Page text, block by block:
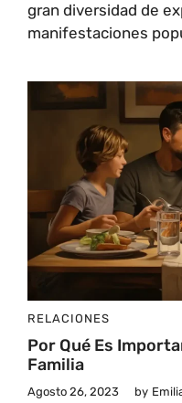
gran diversidad de
manifestaciones
RELACIONES
Por Qué Es
Familia
Agosto 26, 2023 by